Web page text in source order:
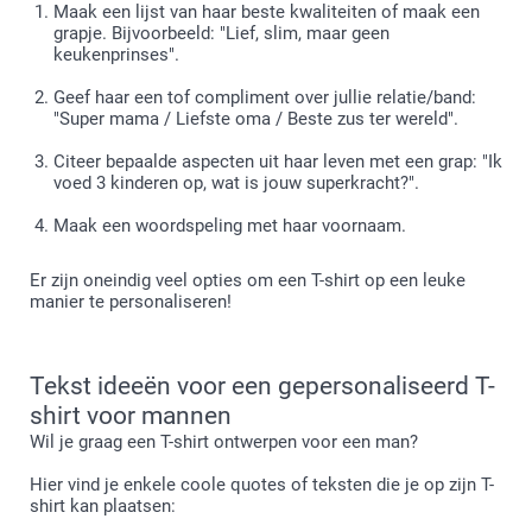
Maak een lijst van haar beste kwaliteiten of maak een
grapje. Bijvoorbeeld: "Lief, slim, maar geen
keukenprinses".
Geef haar een tof compliment over jullie relatie/band:
"Super mama / Liefste oma / Beste zus ter wereld".
Citeer bepaalde aspecten uit haar leven met een grap: "Ik
voed 3 kinderen op, wat is jouw superkracht?".
Maak een woordspeling met haar voornaam.
Er zijn oneindig veel opties om een T-shirt op een leuke
manier te personaliseren!
Tekst ideeën voor een gepersonaliseerd T-
shirt voor mannen
Wil je graag een T-shirt ontwerpen voor een man?
Hier vind je enkele coole quotes of teksten die je op zijn T-
shirt kan plaatsen: